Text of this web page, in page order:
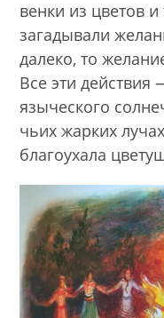
венки из цветов
загадывали
далеко, то
Все эти
языческого
чьих жарких
благоухала